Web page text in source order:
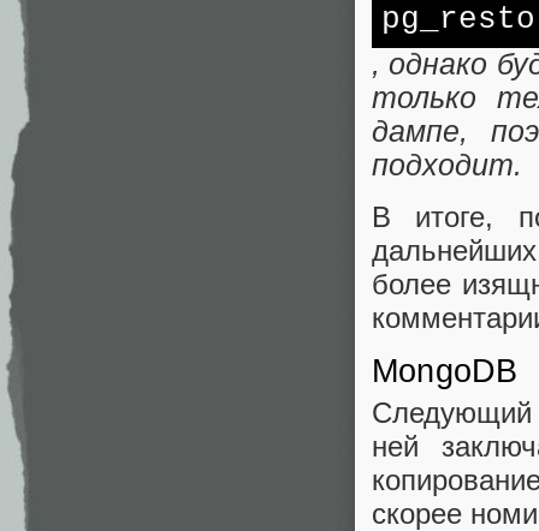
, однако
только
дампе,
подходит.
В итоге,
более
MongoDB
Следующий
ней
скорее